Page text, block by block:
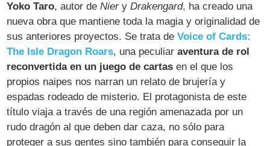
Yoko Taro, autor deNieryDrakengard, ha creado una
nueva obra que mantiene toda la magia y originalidad de
sus anteriores proyectos. Se trata deVoice of Cards:
The Isle Dragon Roars, una peculiaraventura de rol
reconvertida en un juego de cartas en el que los
propios naipes nos narran un relato de brujería y
espadas rodeado de misterio. El protagonista de este
título viaja a través de una región amenazada por un
rudo dragón al que deben dar caza, no sólo para
proteger a sus gentes sino también para conseguir la